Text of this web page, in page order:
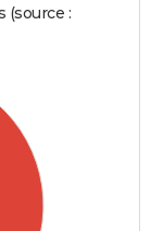
(source :